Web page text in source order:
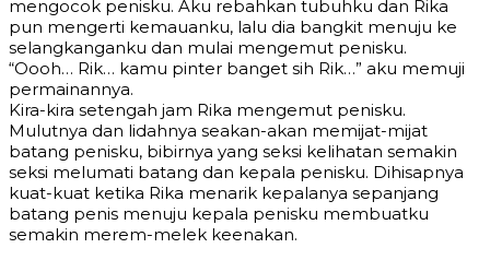
mengocok penisku. Aku rebahkan tubuhku dan Rika
pun mengerti kemauanku, lalu dia bangkit menuju ke
selangkanganku dan mulai mengemut penisku.
“Oooh… Rik… kamu pinter banget sih Rik…” aku memuji
permainannya.
Kira-kira setengah jam Rika mengemut penisku.
Mulutnya dan lidahnya seakan-akan memijat-mijat
batang penisku, bibirnya yang seksi kelihatan semakin
seksi melumati batang dan kepala penisku. Dihisapnya
kuat-kuat ketika Rika menarik kepalanya sepanjang
batang penis menuju kepala penisku membuatku
semakin merem-melek keenakan.